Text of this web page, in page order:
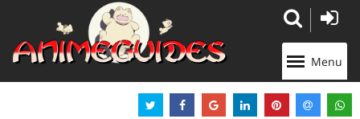
Menu
Panneau de gestion des cookies